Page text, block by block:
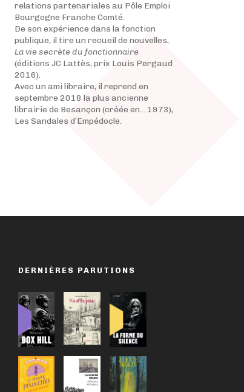
relations partenariales au Pôle Emploi
Bourgogne Franche Comté.
De son expérience dans la fonction
publique, il tire un recueil de nouvelles,
La vie secrète du fonctionnaire
(éditions JC Lattès, prix Louis Pergaud
2016).
Avec un ami libraire, il reprend en
septembre 2018 la plus ancienne
librairie de Besançon (créée en... 1973),
Les Sandales d’Empédocle.
DERNIÈRES PARUTIONS